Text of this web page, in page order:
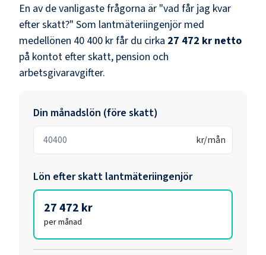
En av de vanligaste frågorna är "vad får jag kvar
efter skatt?" Som lantmäteriingenjör med
medellönen 40 400 krfår du cirka 27 472 kr netto
på kontot efter skatt, pension och
arbetsgivaravgifter.
Din månadslön (före skatt)
kr/mån
Lön efter skatt lantmäteriingenjör
27 472 kr
per månad